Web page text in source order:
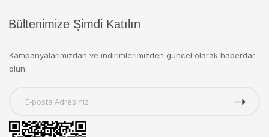
Bültenimize Şimdi Katılın
Kampanyalarımızdan ve indirimlerimizden güncel olarak haberdar
olun.